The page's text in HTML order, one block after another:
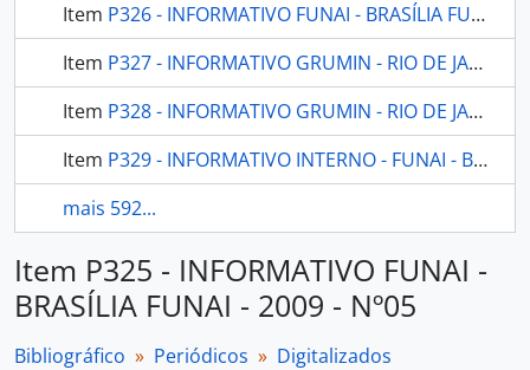
Item P326 - INFORMATIVO FUNAI - BRASÍLIA FUNAI - 2009 - Nº06
Item P327 - INFORMATIVO GRUMIN - RIO DE JANEIRO GRUPO MULHER - EDUCAÇÃO INDÍGENA - 1993 - Nº01
Item P328 - INFORMATIVO GRUMIN - RIO DE JANEIRO GRUPO MULHER - EDUCAÇÃO INDÍGENA - 1996 - Nº03
Item P329 - INFORMATIVO INTERNO - FUNAI - BRASÍLIA DF FUNAI - 1986 - Nº01
mais 592...
Item P325 - INFORMATIVO FUNAI -
BRASÍLIA FUNAI - 2009 - Nº05
Bibliográfico Periódicos
Digitalizados